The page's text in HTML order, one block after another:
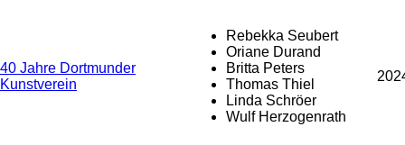
40 Jahre Dortmunder
Kunstverein
Rebekka Seubert
Oriane Durand
Britta Peters
Thomas Thiel
Linda Schröer
Wulf Herzogenrath